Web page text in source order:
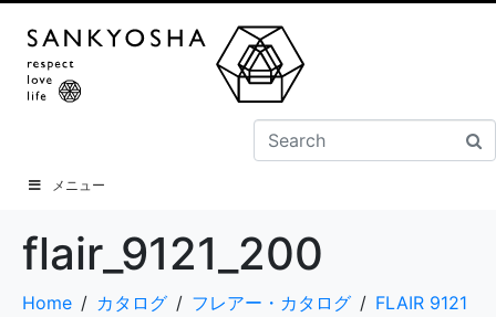
メニュー
flair_9121_200
Home カタログ フレアー・カタログ
FLAIR 9121